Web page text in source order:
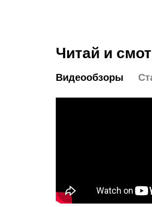
Читай и
Видеообзоры